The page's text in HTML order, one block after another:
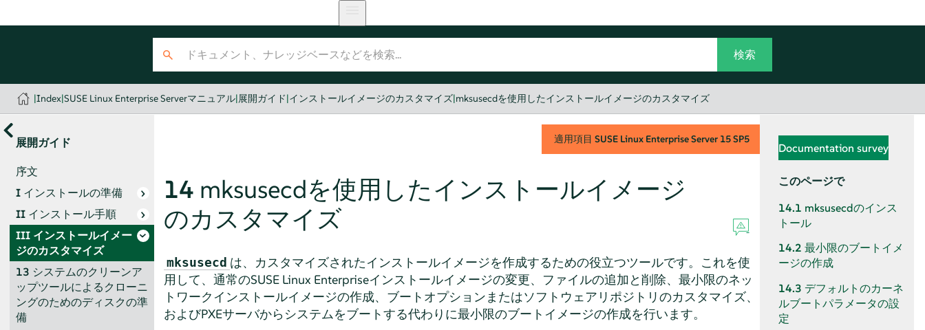
|Index|SUSE Linux Enterprise Serverマニュアル|展開ガイド|インストールイメージのカスタマイズ|mksusecdを使用したインストールイメージのカスタマイズ
展開ガイド
序文
I インストールの準備
II インストール手順
III インストールイメー
ジのカスタマイズ
13 システムのクリーンア
ップツールによるクローニ
ングのためのディスクの準
備
適用項目 SUSE Linux Enterprise Server 15 SP5
14 mksusecdを使用したインストールイメージ
のカスタマイズ
mksusecd は、カスタマイズされたインストールイメージを作成するための役立つツールです。これを使
用して、通常のSUSE Linux Enterpriseインストールイメージの変更、ファイルの追加と削除、最小限のネッ
トワークインストールイメージの作成、ブートオプションまたはソフトウェアリポジトリのカスタマイズ、
およびPXEサーバからシステムをブートする代わりに最小限のブートイメージの作成を行います。
Documentation survey
このページで
14.1 mksusecdのインス
トール
14.2 最小限のブートイメ
ージの作成
14.3 デフォルトのカーネ
ルブートパラメータの設
定